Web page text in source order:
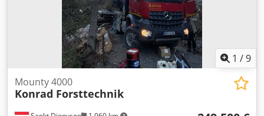
1 /9
Mounty 4000
Konrad Forsttechnik